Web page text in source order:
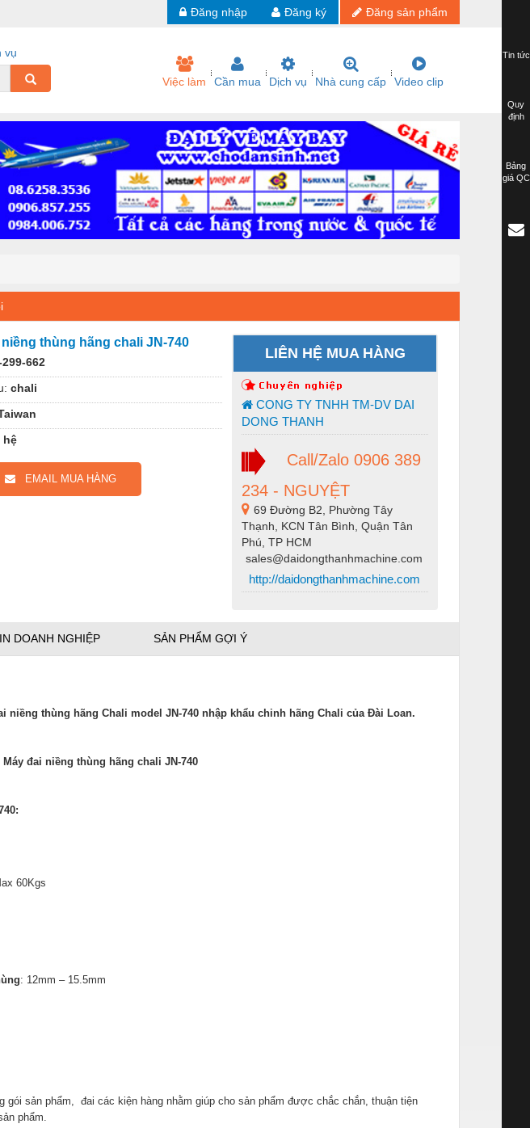
Đăng sản phẩm
Đăng ký
Đăng nhập
vụ
Việc làm Cần mua Dịch vụ Nhà cung cấp Video clip
niềng thùng hãng chali JN-740
299-662
chali
hệ
EMAIL MUA HÀNG
LIÊN HỆ MUA HÀNG
CONG TY TNHH TM-DV DAI
DONG THANH
Call/Zalo 0906 389
234 - NGUYỆT
69 Đường B2, Phường Tây
Thạnh, KCN Tân Bình, Quận Tân
Phú, TP HCM
sales@daidongthanhmachine.com
http://daidongthanhmachine.com
DOANH NGHIỆP SẢN PHẨM GỢI Ý
niềng thùng hãng Chali model JN-740 nhập khẩu chinh hãng Chali của Đài Loan.
Máy đai niềng thùng hãng chali JN-740
60Kgs
: 12mm – 15.5mm
gói sản phẩm, đai các kiện hàng nhằm giúp cho sản phẩm được chắc chắn, thuận tiện
phẩm.
Tin tức
Quy
định
Bảng
giá QC